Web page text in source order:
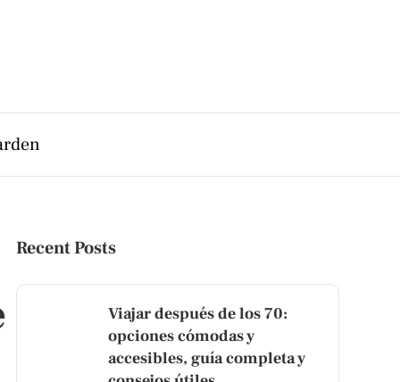
Recent Posts
Viajar después de los 70:
opciones cómodas y
accesibles, guía completa y